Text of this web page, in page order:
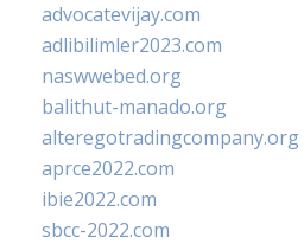
advocatevijay.com
adlibilimler2023.com
naswwebed.org
balithut-manado.org
alteregotradingcompany.org
aprce2022.com
ibie2022.com
sbcc-2022.com